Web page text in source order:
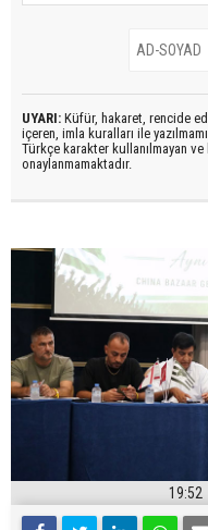
UYARI: Küfür, hakaret, rencide
içeren, imla kuralları ile
Türkçe karakter kullanılmayan
onaylanmamaktadır.
19:52